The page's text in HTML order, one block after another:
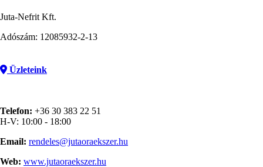
Juta-Nefrit Kft.
Adószám: 12085932-2-13
Üzleteink
Telefon: +36 30 383 22 51
H-V: 10:00 - 18:00
Email: rendeles@jutaoraekszer.hu
Web: www.jutaoraekszer.hu